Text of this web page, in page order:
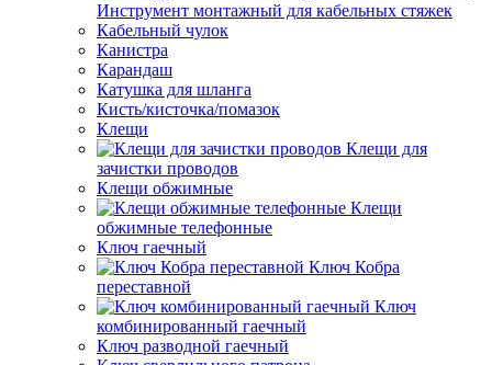
Инструмент монтажный для кабельных стяжек
Кабельный чулок
Канистра
Карандаш
Катушка для шланга
Кисть/кисточка/помазок
Клещи
Клещи для
зачистки проводов
Клещи обжимные
Клещи
обжимные телефонные
Ключ гаечный
Ключ Кобра
переставной
Ключ
комбинированный гаечный
Ключ разводной гаечный